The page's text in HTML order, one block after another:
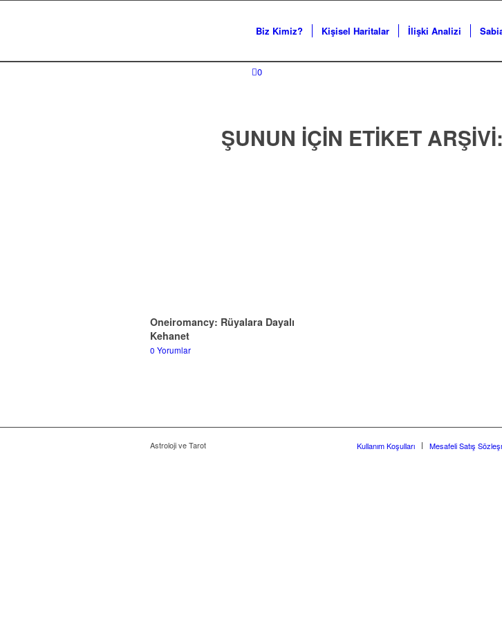
Biz Kimiz? Kişisel Haritalar İlişki Analizi
0
ŞUNUN IÇIN ETIKET ARŞIVI:
Oneiromancy: Rüyalara Dayalı
Kehanet
0 Yorumlar
Astroloji ve Tarot Kullanım Koşulları Mesafeli Satış